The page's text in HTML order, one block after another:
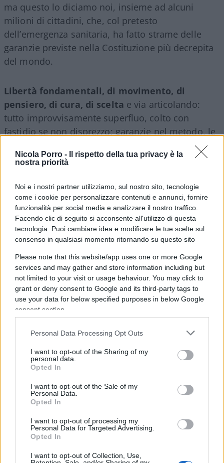
Nicola Porro -
Il rispetto della tua privacy è la
nostra priorità
Noi e i nostri partner utilizziamo, sul nostro sito, tecnologie
come i cookie per personalizzare contenuti e annunci, fornire
funzionalità per social media e analizzare il nostro traffico.
Facendo clic di seguito si acconsente all'utilizzo di questa
tecnologia. Puoi cambiare idea e modificare le tue scelte sul
consenso in qualsiasi momento ritornando su questo sito
Please note that this website/app uses one or more Google
services and may gather and store information including but
not limited to your visit or usage behaviour. You may click to
grant or deny consent to Google and its third-party tags to
use your data for below specified purposes in below Google
consent section.
Personal Data Processing Opt Outs
I want to opt-out of the Sharing of my
personal data.
Opted In
I want to opt-out of the Sale of my
Personal Data.
Opted In
I want to opt-out of processing my
Personal Data for Targeted Advertising.
Opted In
I want to opt-out of Collection, Use,
ma questo lo diciamo noi, insieme ad alcuni
milioni di cittadini, che, col pretesto
dell’emergenza sanitaria, ha fatto strame delle
garanzie previste nella Costituzione più decrepita
del mondo.
Libertà fondamentali, di movimento, di
pensiero, di cura, di scelta e via articolando:
tutto improvvisamente superfluo, colto con
fastidio se non disprezzo; garanzie nel metodo, le
leggi che limitano, che obbligano, che proibiscono
in profondità da adottare con procedura speciale,
colpo vengono percepite, additate come ostacoli
agli obiettivi del manovratore. E basta, con questo
semestre bianco che depriva il potere del Capo
dello Stato! Ma lasciategli fare un po’ quello che
vuole, se quello che vuole coincide con quello che
vogliamo noi. Mica siamo più ai tempi del
Caimano, del Duce, del Puttaniere che voleva
instaurare una teledittatura fondata sulla mafia:
siamo nella stagione dei buoni per autonomina, e
i buoni garantiscono per loro. Un po’, anzi tanto,
come i magistrati che infatti hanno quasi tutti la
toga del colore giusto: giudici di servizio, pure
Draghi
Sorreggere il canuto Mattarella per tener su il
ossessioni, i suoi greenpass “che salvano le vite”,